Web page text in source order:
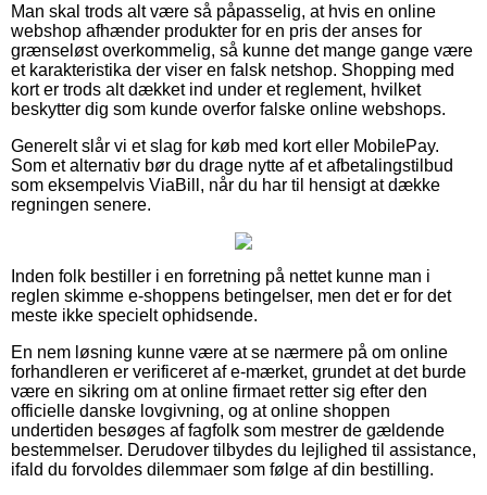
Man skal trods alt være så påpasselig, at hvis en online
webshop afhænder produkter for en pris der anses for
grænseløst overkommelig, så kunne det mange gange være
et karakteristika der viser en falsk netshop. Shopping med
kort er trods alt dækket ind under et reglement, hvilket
beskytter dig som kunde overfor falske online webshops.
Generelt slår vi et slag for køb med kort eller MobilePay.
Som et alternativ bør du drage nytte af et afbetalingstilbud
som eksempelvis ViaBill, når du har til hensigt at dække
regningen senere.
Inden folk bestiller i en forretning på nettet kunne man i
reglen skimme e-shoppens betingelser, men det er for det
meste ikke specielt ophidsende.
En nem løsning kunne være at se nærmere på om online
forhandleren er verificeret af e-mærket, grundet at det burde
være en sikring om at online firmaet retter sig efter den
officielle danske lovgivning, og at online shoppen
undertiden besøges af fagfolk som mestrer de gældende
bestemmelser. Derudover tilbydes du lejlighed til assistance,
ifald du forvoldes dilemmaer som følge af din bestilling.